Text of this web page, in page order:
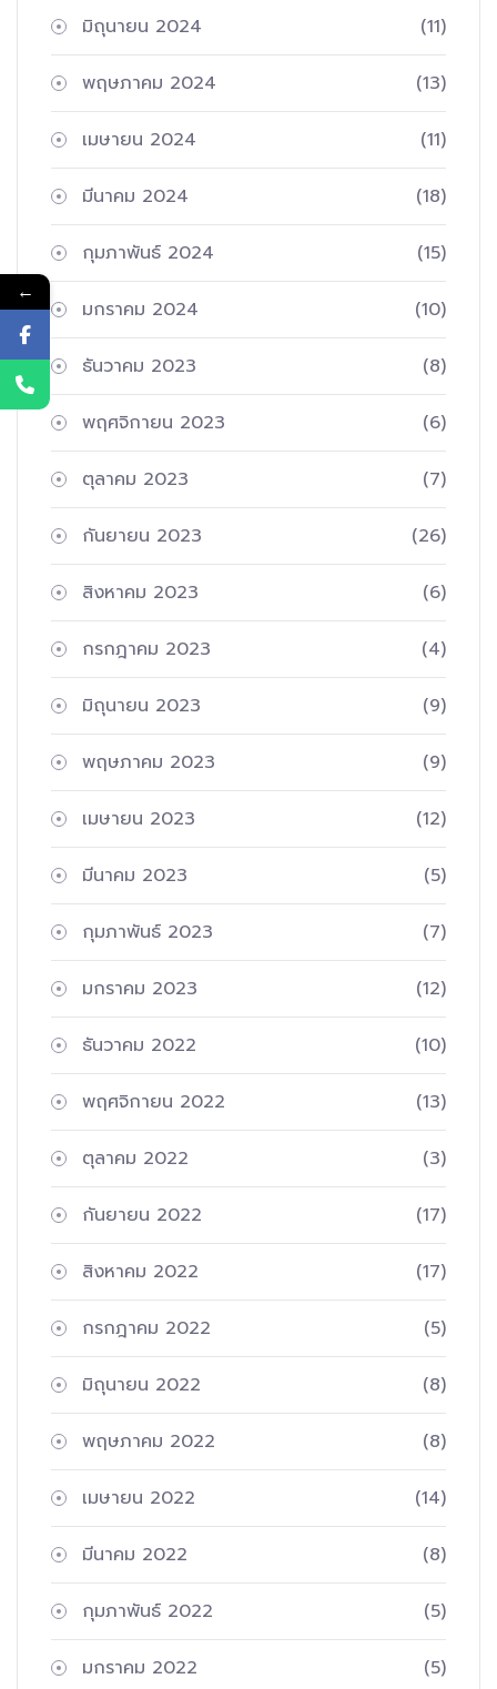
มิถุนายน 2024 (11)
พฤษภาคม 2024 (13)
เมษายน 2024 (11)
มีนาคม 2024 (18)
กุมภาพันธ์ 2024 (15)
มกราคม 2024 (10)
ธันวาคม 2023 (8)
พฤศจิกายน 2023 (6)
ตุลาคม 2023 (7)
กันยายน 2023 (26)
สิงหาคม 2023 (6)
กรกฎาคม 2023 (4)
มิถุนายน 2023 (9)
พฤษภาคม 2023 (9)
เมษายน 2023 (12)
มีนาคม 2023 (5)
กุมภาพันธ์ 2023 (7)
มกราคม 2023 (12)
ธันวาคม 2022 (10)
พฤศจิกายน 2022 (13)
ตุลาคม 2022 (3)
กันยายน 2022 (17)
สิงหาคม 2022 (17)
กรกฎาคม 2022 (5)
มิถุนายน 2022 (8)
พฤษภาคม 2022 (8)
เมษายน 2022 (14)
มีนาคม 2022 (8)
กุมภาพันธ์ 2022 (5)
มกราคม 2022 (5)
←